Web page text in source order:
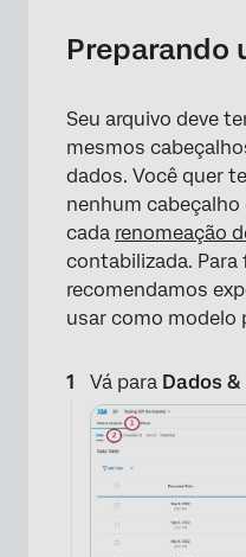
Preparando
Seu arquivo deve
mesmos
dados. Você quer
nenhum
cada renomeação
contabilizada.
recomendamos
usar como modelo
Vá para Dados